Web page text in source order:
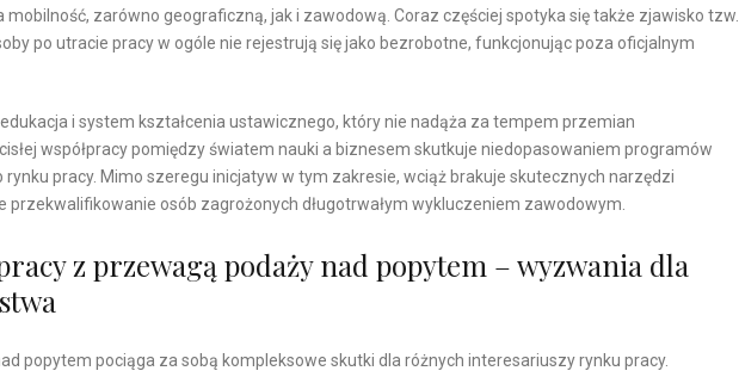
zarówno geograficzną, jak i zawodową. Coraz częściej spotyka się także zjawisko tzw.
po utracie pracy w ogóle nie rejestrują się jako bezrobotne, funkcjonując poza oficjalnym
i system kształcenia ustawicznego, który nie nadąża za tempem przemian
współpracy pomiędzy światem nauki a biznesem skutkuje niedopasowaniem programów
pracy. Mimo szeregu inicjatyw w tym zakresie, wciąż brakuje skutecznych narzędzi
przekwalifikowanie osób zagrożonych długotrwałym wykluczeniem zawodowym.
z przewagą podaży nad popytem – wyzwania dla
popytem pociąga za sobą kompleksowe skutki dla różnych interesariuszy rynku pracy.